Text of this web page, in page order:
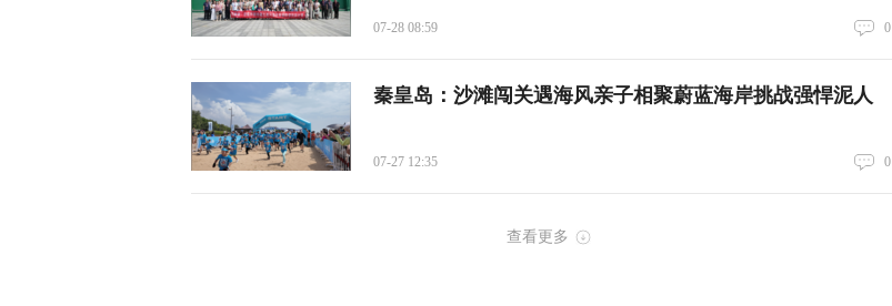
07-28 08:59 0
秦皇岛：沙滩闯关遇海风亲子相聚蔚蓝海岸挑战强悍泥人
07-27 12:35 0
查看更多